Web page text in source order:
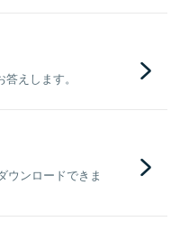
えします。
ウンロードできま